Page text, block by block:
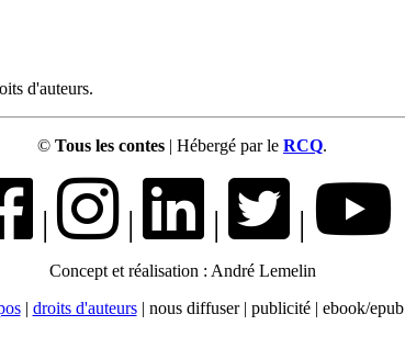
d'auteurs.
© Tous les contes | Hébergé par le RCQ.
| | | |
Concept et réalisation : André Lemelin
| droits d'auteurs| nous diffuser | publicité | ebook/epub